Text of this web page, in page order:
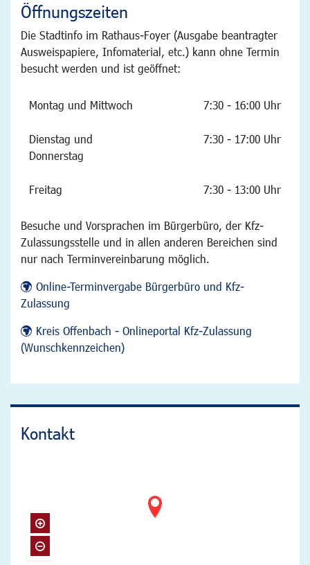
Öffnungszeiten
Die Stadtinfo im Rathaus-Foyer (Ausgabe beantragter
Ausweispapiere, Infomaterial, etc.) kann ohne Termin
besucht werden und ist geöffnet:
Montag und Mittwoch 7:30 - 16:00 Uhr
Dienstag und
Donnerstag
7:30 - 17:00 Uhr
Freitag 7:30 - 13:00 Uhr
Besuche und Vorsprachen im Bürgerbüro, der Kfz-
Zulassungsstelle und in allen anderen Bereichen sind
nur nach Terminvereinbarung möglich.
Online-Terminvergabe Bürgerbüro und Kfz-
Zulassung
Kreis Offenbach - Onlineportal Kfz-Zulassung
(Wunschkennzeichen)
Kontakt